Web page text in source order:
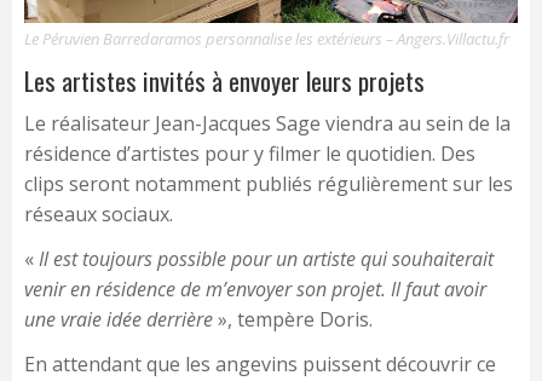
Le Péruvien Barredaramos personnalise les extérieurs – Angers.Villactu.fr
Les artistes invités à envoyer leurs projets
Le réalisateur Jean-Jacques Sage viendra au sein de la
résidence d’artistes pour y filmer le quotidien. Des
clips seront notamment publiés régulièrement sur les
réseaux sociaux.
«Il est toujours possible pour un artiste qui souhaiterait
venir en résidence de m’envoyer son projet. Il faut avoir
une vraie idée derrière», tempère Doris.
En attendant que les angevins puissent découvrir ce